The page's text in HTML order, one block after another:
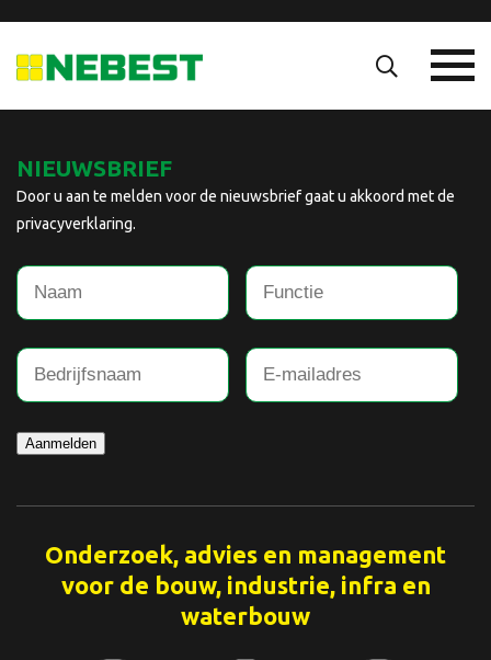
NIEUWSBRIEF
Door u aan te melden voor de nieuwsbrief gaat u akkoord met de
privacyverklaring.
Aanmelden
Onderzoek, advies en management
voor de bouw, industrie, infra en
waterbouw